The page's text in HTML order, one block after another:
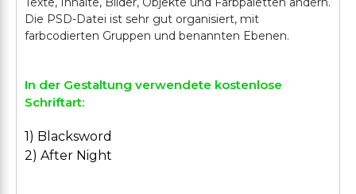
Die PSD-Datei ist sehr gut organisiert, mit
In der Gestaltung verwendete kostenlose
Schriftart:
1) Blacksword
2) After Night